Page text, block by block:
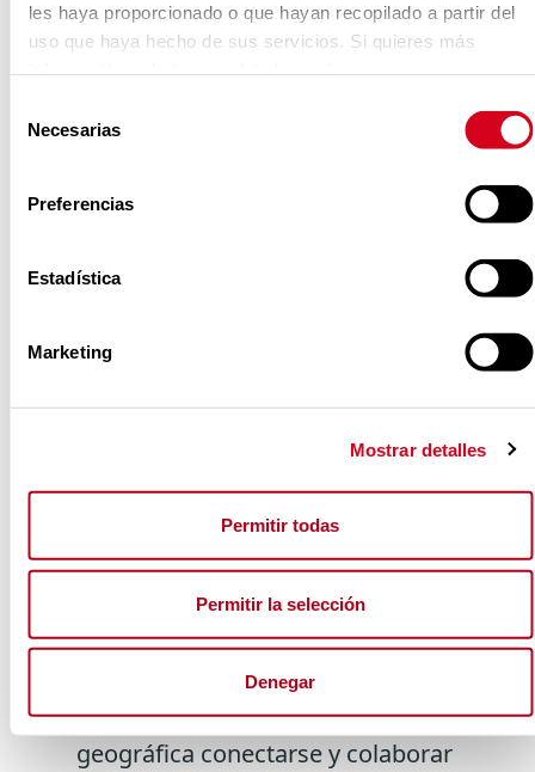
les haya proporcionado o que hayan recopilado a partir del
uso que haya hecho de sus servicios. Si quieres más
Necesarias
Preferencias
Estadística
Marketing
Mostrar detalles
Permitir todas
Permitir la selección
Denegar
personas sin importar el lugar donde
estén. En concreto, el trabajo ha
«Son herramientas de uso
ofrecen la posibilidad de que las
mediadas por la tecnología lleguen a
capacidades digitales o barreras de
generar sensación de compañía,
potenciar la autonomía, reducir
paulatinamente el aislamiento social y
aumentar el contacto con personas
allegadas.
En cuanto a las aplicaciones de
proximidad social en entornos
reducidos (las que permiten a las
personas de una misma ubicación
geográfica conectarse y colaborar